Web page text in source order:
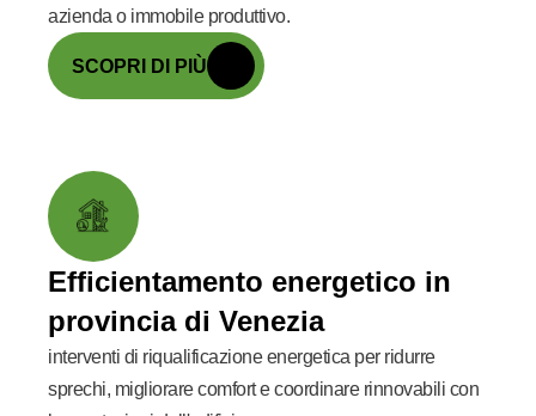
azienda o immobile produttivo.
SCOPRI DI PIÙ
Efficientamento energetico in
provincia di Venezia
interventi di riqualificazione energetica per ridurre
sprechi, migliorare comfort e coordinare rinnovabili con